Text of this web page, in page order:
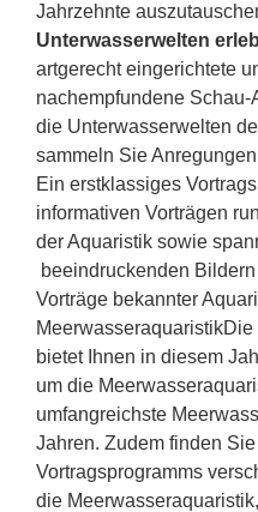
Jahrzehnte
Unterwasserwelten
artgerecht eingerichtete
nachempfundene
die Unterwasserwelten
sammeln Sie
Ein erstklassiges
informativen Vorträgen
der Aquaristik sowie
beeindruckenden
Vorträge bekannter
bietet Ihnen in diesem
um die
umfangreichste
Jahren. Zudem finden
Vortragsprogramms
die